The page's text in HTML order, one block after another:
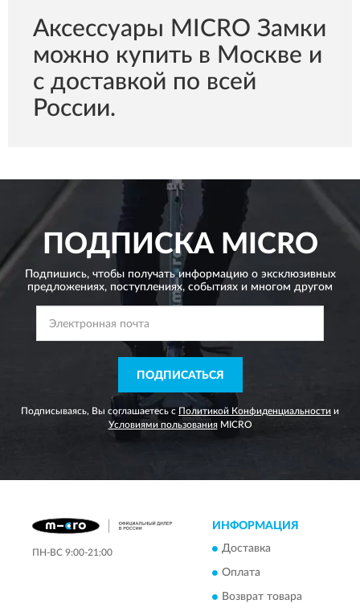
Аксессуары MICRO Замки
можно купить в Москве и
с доставкой по всей
России.
ПОДПИСКАMICRO
Подпишись, чтобы получать информацию о эксклюзивных
предложениях, поступлениях, событиях и многом другом
ПОДПИСАТЬСЯ
Подписываясь, Вы соглашаетесь с Политикой Конфиденциальности и
Условиями пользованияMICRO
ПН-ВС 9:00-21:00
ИНФОРМАЦИЯ
Доставка
Оплата
Возврат товара